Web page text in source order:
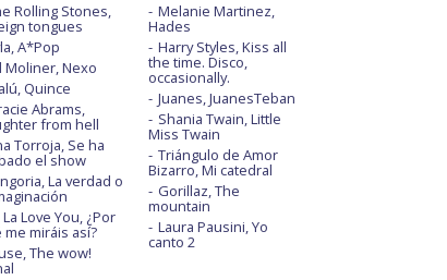
Rolling Stones,
tongues
A*Pop
Moliner, Nexo
Quince
Abrams,
from hell
Torroja, Se ha
el show
La verdad o
La Love You, ¿Por
me miráis así?
The wow!
Melanie Martinez,
Hades
Harry Styles, Kiss all
the time. Disco,
occasionally.
Juanes, JuanesTeban
Shania Twain, Little
Miss Twain
Triángulo de Amor
Bizarro, Mi catedral
Gorillaz, The
mountain
Laura Pausini, Yo
canto 2